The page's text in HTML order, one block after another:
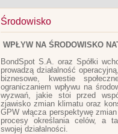
Środowisko
WPŁYW NA ŚRODOWISKO
BondSpot S.A. oraz Spółki
prowadzą działalność
biznesowe, kwestie
ograniczaniem wpływu na
wyzwań, jakie stoi przed
zjawisko zmian klimatu oraz
GPW włącza perspektywę
procesy określania celów, a
swojej działalności.